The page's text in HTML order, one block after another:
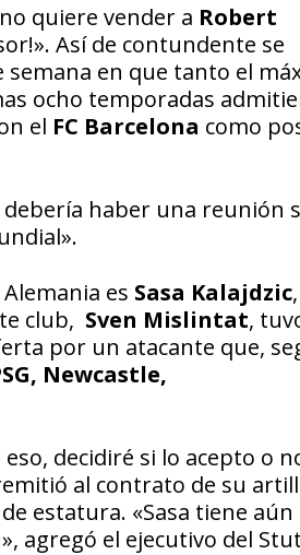
quiere vender a Robert
Así de contundente se
en que tanto el
ocho temporadas
el FC Barcelona como
haber una reunión
es Sasa Kalajdzic,
club, Sven Mislintat,
por un atacante que,
Newcastle,
decidiré si lo acepto o
al contrato de su
estatura. «Sasa tiene aún
agregó el ejecutivo del